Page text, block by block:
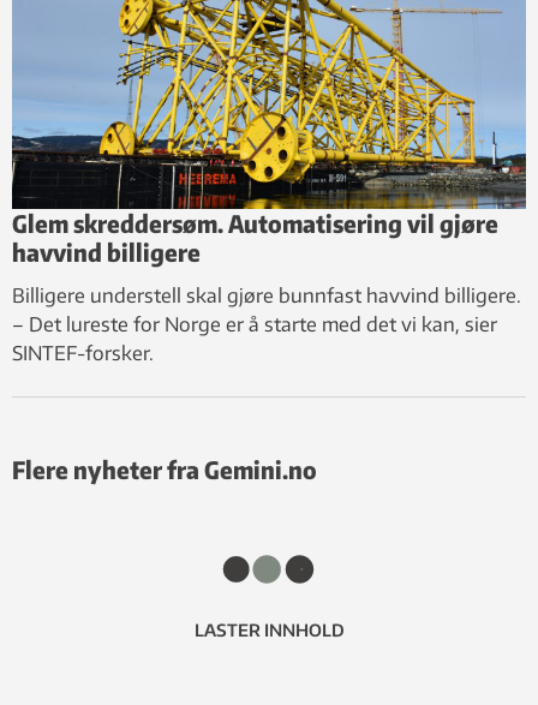
Glem skreddersøm. Automatisering vil gjøre
havvind billigere
Billigere understell skal gjøre bunnfast havvind billigere.
– Det lureste for Norge er å starte med det vi kan, sier
SINTEF-forsker.
Flere nyheter fra Gemini.no
LASTER INNHOLD